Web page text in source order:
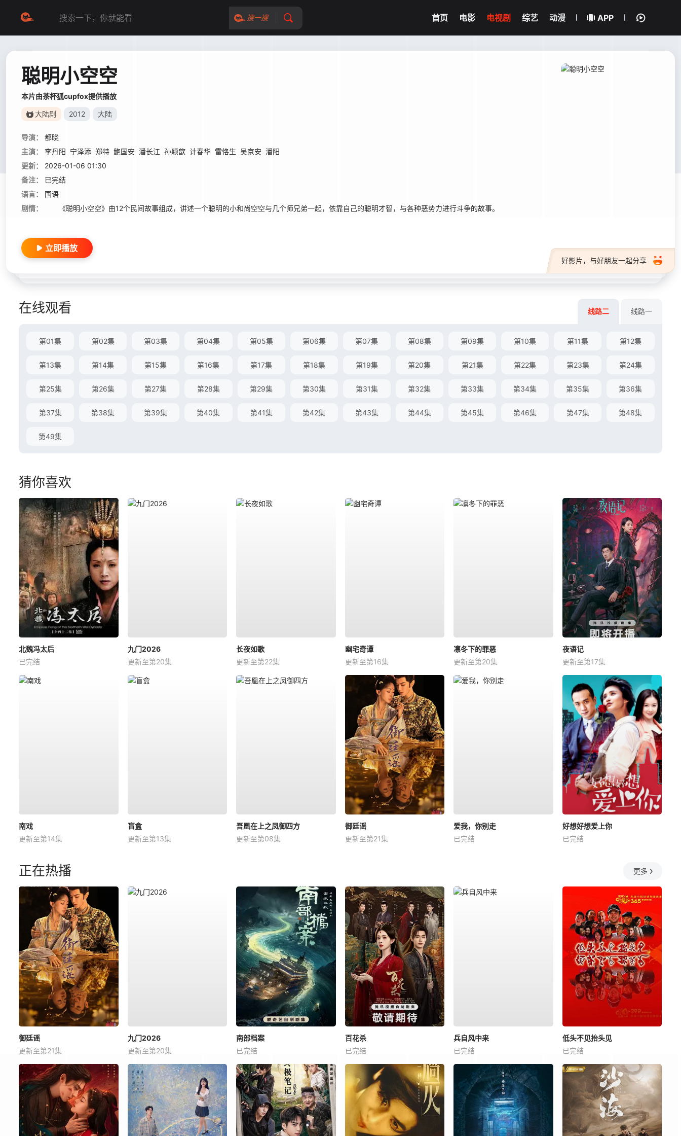
搜一搜 首页 电影 电视剧 综艺 动漫 APP
聪明小空空
本片由茶杯狐cupfox提供播放
大陆剧 2012 大陆
导演：
都晓
主演：
李丹阳 宁泽添 郑特 鲍国安 潘长江 孙颖歆 计春华 雷恪生 吴京安 潘阳
更新：
2026-01-06 01:30
备注：
已完结
语言：
国语
剧情：
《聪明小空空》由12个民间故事组成，讲述一个聪明的小和尚空空与几个师兄弟一起，依靠自己的聪明才智，与各种恶势力进行斗争的故事。
好影片，与好朋友一起分享
立即播放
在线观看 线路二 线路一
第01集 第02集 第03集 第04集 第05集 第06集 第07集 第08集 第09集 第10集 第11集 第12集
第13集 第14集 第15集 第16集 第17集 第18集 第19集 第20集 第21集 第22集 第23集 第24集
第25集 第26集 第27集 第28集 第29集 第30集 第31集 第32集 第33集 第34集 第35集 第36集
第37集 第38集 第39集 第40集 第41集 第42集 第43集 第44集 第45集 第46集 第47集 第48集
第49集
猜你喜欢
北魏冯太后
已完结
九门2026
更新至第20集
长夜如歌
更新至第22集
幽宅奇谭
更新至第16集
凛冬下的罪恶
更新至第20集
夜语记
更新至第17集
南戏
更新至第14集
盲盒
更新至第13集
吾凰在上之凤御四方
更新至第08集
御廷谣
更新至第21集
爱我，你别走
已完结
好想好想爱上你
已完结
正在热播 更多
御廷谣
更新至第21集
九门2026
更新至第20集
南部档案
已完结
百花杀
已完结
兵自风中来
已完结
低头不见抬头见
已完结